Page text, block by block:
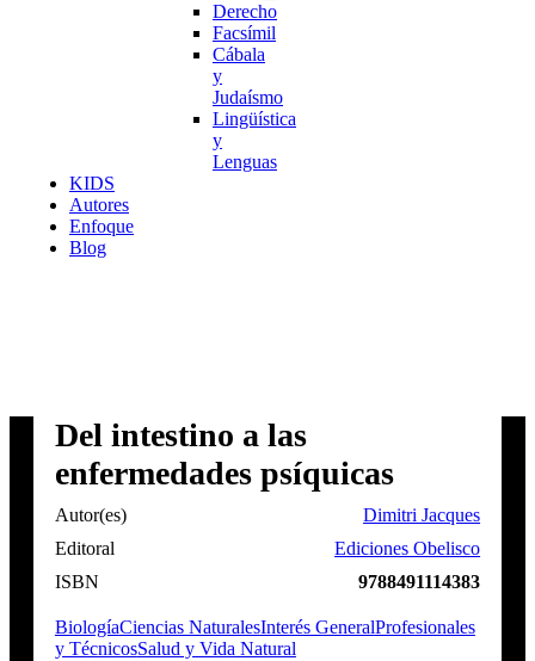
Derecho
Facsímil
Cábala
y
Judaísmo
Lingüística
y
Lenguas
KIDS
Autores
Enfoque
Blog
Del intestino a las
enfermedades psíquicas
Autor(es)
Dimitri Jacques
Editoral
Ediciones Obelisco
ISBN
9788491114383
BiologíaCiencias NaturalesInterés GeneralProfesionales
y TécnicosSalud y Vida Natural